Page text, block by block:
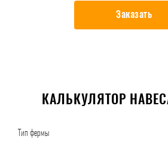
Заказать
КАЛЬКУЛЯТОР
Тип фермы